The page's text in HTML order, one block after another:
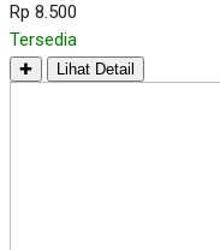
Rp 8.500
Tersedia
✚ Lihat Detail